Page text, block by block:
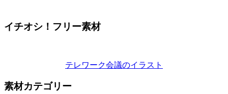
イチオシ！フリー素材
テレワーク会議のイラスト
素材カテゴリー